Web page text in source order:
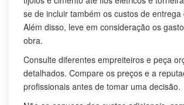
se de incluir também os custos de entrega
Além disso, leve em consideração os
obra.
Consulte diferentes empreiteiros e peça
detalhados. Compare os preços e a
profissionais antes de tomar uma decisão.